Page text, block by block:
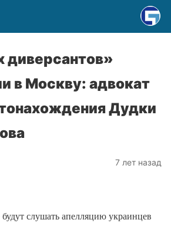
в Москву: адвокат
Дудки
7 лет назад
слушать апелляцию украинцев